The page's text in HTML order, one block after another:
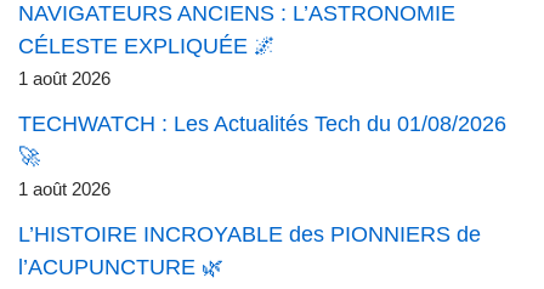
NAVIGATEURS ANCIENS : L’ASTRONOMIE
CÉLESTE EXPLIQUÉE 🌌
1 août 2026
TECHWATCH : Les Actualités Tech du 01/08/2026
🚀
1 août 2026
L’HISTOIRE INCROYABLE des PIONNIERS de
l’ACUPUNCTURE 🌿